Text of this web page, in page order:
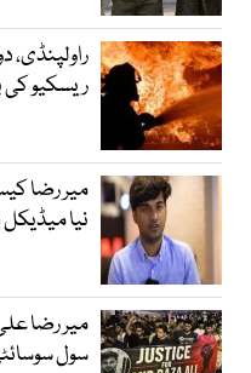
راولپنڈی،
ریسکیو کی
میر رضا
نیا
میر رضا
سول